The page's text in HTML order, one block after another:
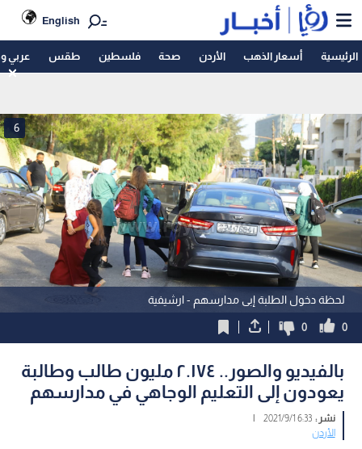
English
الرئيسية أسعار الذهب الأردن صحة فلسطين طقس عربي
لحظة دخول الطلبة إبى مدارسهم - ارشيفية
6
0
0
بالفيديو والصور.. ٢.١٧٤ مليون طالب وطالبة
يعودون إلى التعليم الوجاهي في مدارسهم
نشر :6:33 2021/9/1
|
الأردن